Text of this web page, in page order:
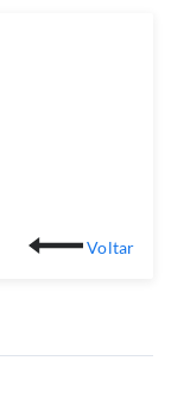
Voltar